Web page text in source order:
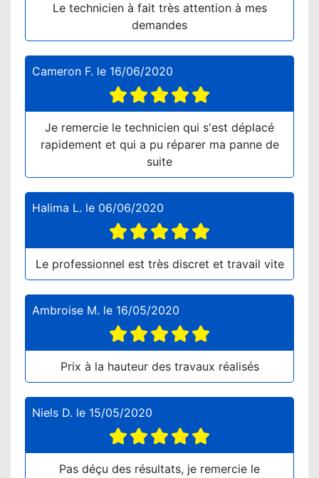
Le technicien à fait très attention à mes
demandes
Cameron F. le 16/06/2020
Je remercie le technicien qui s'est déplacé
rapidement et qui a pu réparer ma panne de
suite
Halima L. le 06/06/2020
Le professionnel est très discret et travail vite
Ambroise M. le 16/05/2020
Prix à la hauteur des travaux réalisés
Niels D. le 15/05/2020
Pas déçu des résultats, je remercie le